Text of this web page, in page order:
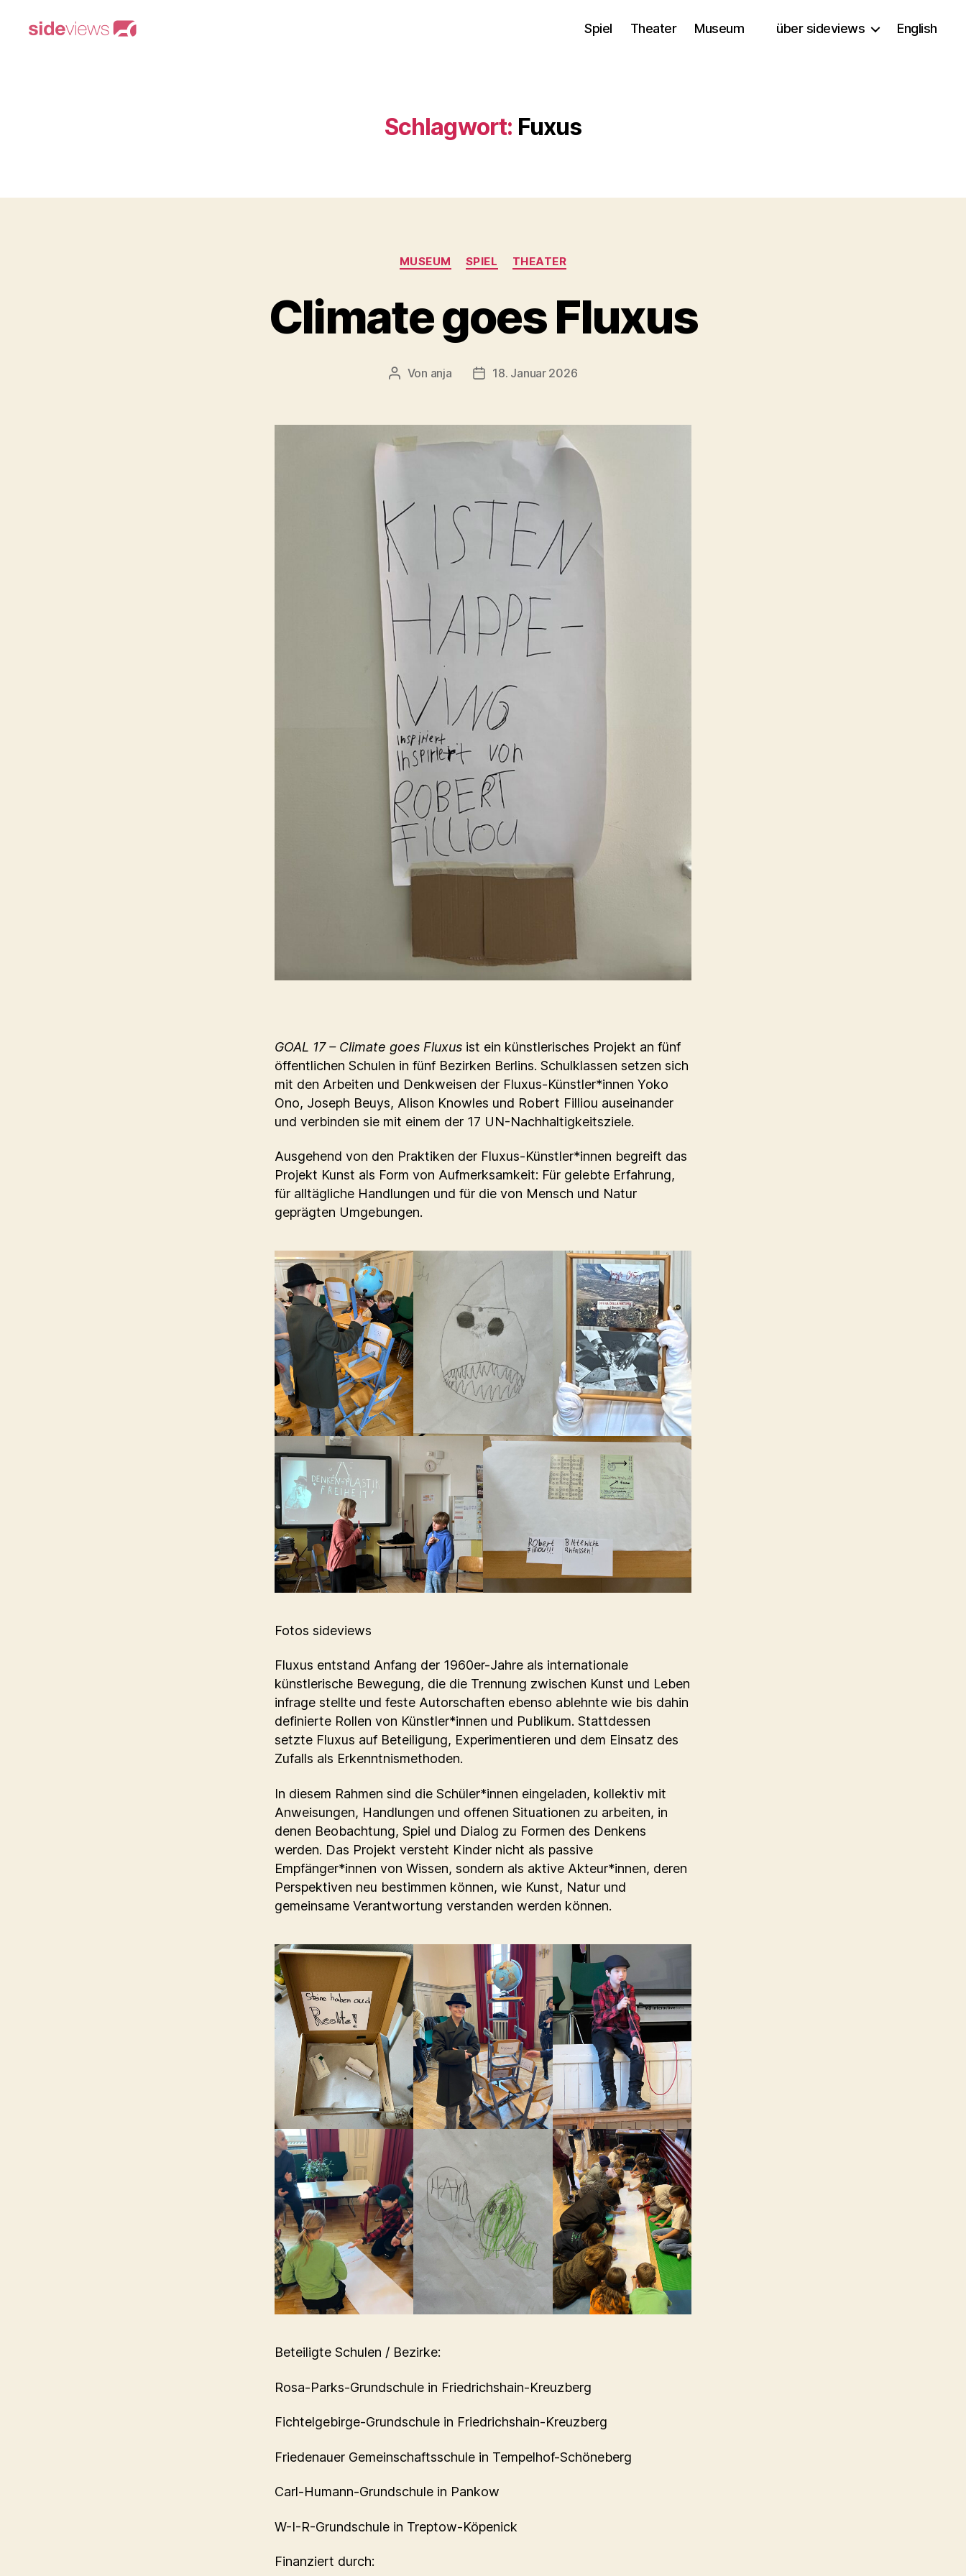
Spiel Theater Museum über sideviews English
Schlagwort: Fuxus
Kategorien
MUSEUM SPIEL THEATER
Climate goes Fluxus
Beitragsautor
Von anja Beitragsdatum
18. Januar 2026
GOAL 17 – Climate goes Fluxus ist ein künstlerisches Projekt an fünf
öffentlichen Schulen in fünf Bezirken Berlins. Schulklassen setzen sich
mit den Arbeiten und Denkweisen der Fluxus-Künstler*innen Yoko
Ono, Joseph Beuys, Alison Knowles und Robert Filliou auseinander
und verbinden sie mit einem der 17 UN-Nachhaltigkeitsziele.
Ausgehend von den Praktiken der Fluxus-Künstler*innen begreift das
Projekt Kunst als Form von Aufmerksamkeit: Für gelebte Erfahrung,
für alltägliche Handlungen und für die von Mensch und Natur
geprägten Umgebungen.
Fotos sideviews
Fluxus entstand Anfang der 1960er-Jahre als internationale
künstlerische Bewegung, die die Trennung zwischen Kunst und Leben
infrage stellte und feste Autorschaften ebenso ablehnte wie bis dahin
definierte Rollen von Künstler*innen und Publikum. Stattdessen
setzte Fluxus auf Beteiligung, Experimentieren und dem Einsatz des
Zufalls als Erkenntnismethoden.
In diesem Rahmen sind die Schüler*innen eingeladen, kollektiv mit
Anweisungen, Handlungen und offenen Situationen zu arbeiten, in
denen Beobachtung, Spiel und Dialog zu Formen des Denkens
werden. Das Projekt versteht Kinder nicht als passive
Empfänger*innen von Wissen, sondern als aktive Akteur*innen, deren
Perspektiven neu bestimmen können, wie Kunst, Natur und
gemeinsame Verantwortung verstanden werden können.
Beteiligte Schulen / Bezirke:
Rosa-Parks-Grundschule in Friedrichshain-Kreuzberg
Fichtelgebirge-Grundschule in Friedrichshain-Kreuzberg
Friedenauer Gemeinschaftsschule in Tempelhof-Schöneberg
Carl-Humann-Grundschule in Pankow
W-I-R-Grundschule in Treptow-Köpenick
Finanziert durch: